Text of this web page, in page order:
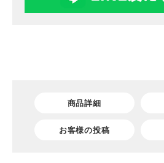
商品詳細
お客様の投稿